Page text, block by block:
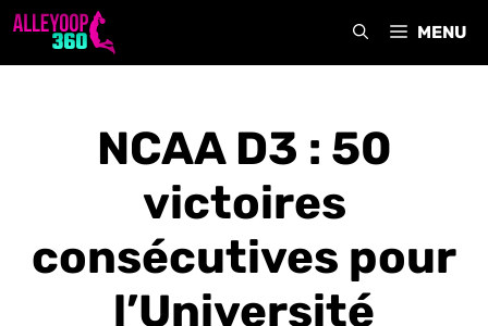
Aller
MENU
NCAA D3 : 50
victoires
consécutives pour
l’Université